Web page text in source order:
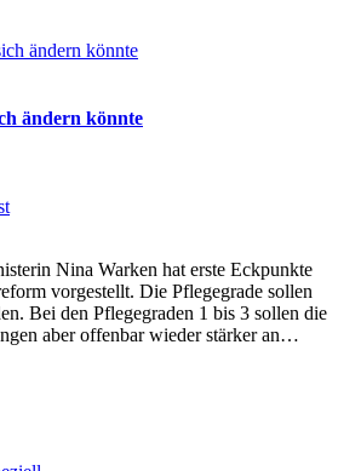
ändern könnte
Nina Warken hat erste Eckpunkte
vorgestellt. Die Pflegegrade sollen
Bei den Pflegegraden 1 bis 3 sollen die
aber offenbar wieder stärker an…